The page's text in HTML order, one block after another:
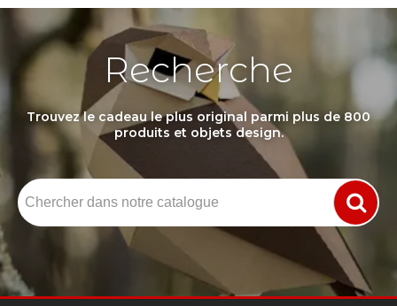
Recherche
Trouvez le cadeau le plus original parmi plus de 800
produits et objets design.